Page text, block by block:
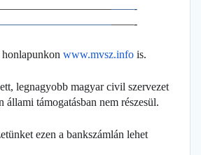
———————–——-
———————–——-
www.mvsz.info is.
legnagyobb magyar civil szervezet
állami támogatásban nem részesül.
ezen a bankszámlán lehet